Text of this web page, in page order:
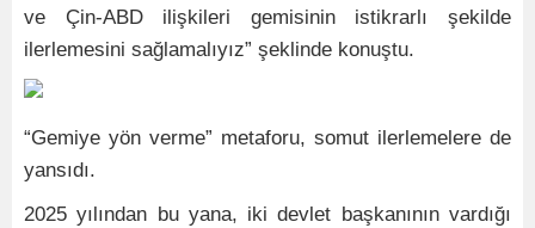
ve Çin-ABD ilişkileri gemisinin istikrarlı şekilde
ilerlemesini sağlamalıyız” şeklinde konuştu.
“Gemiye yön verme” metaforu, somut ilerlemelere de
yansıdı.
2025 yılından bu yana, iki devlet başkanının vardığı